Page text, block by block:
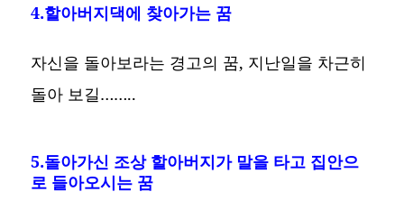
4.할아버지댁에 찾아가는 꿈
자신을 돌아보라는 경고의 꿈, 지난일을 차근히
돌아 보길……..
5.돌아가신 조상 할아버지가 말을 타고 집안으
로 들아오시는 꿈